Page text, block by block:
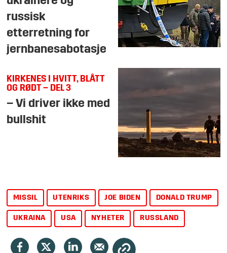
russisk
etterretning for
jernbanesabotasje
KIRKENES I HVITT, BLÅTT
OG RØDT – DEL 3
– Vi driver ikke med
bullshit
MISSIL UTENRIKS JOE BIDEN DONALD TRUMP
UKRAINA USA NYHETER RUSSLAND